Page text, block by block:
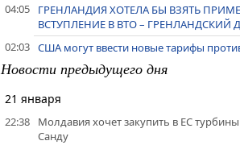
04:05
ГРЕНЛАНДИЯ ХОТЕЛА БЫ ВЗЯТЬ
ВСТУПЛЕНИЕ В ВТО – ГРЕНЛАНДСКИЙ
02:03 США могут ввести новые тарифы
Новости предыдущего дня
21 января
22:38
Молдавия хочет закупить в ЕС
Санду